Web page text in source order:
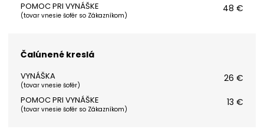
POMOC PRI VYNÁŠKE
(tovar vnesie šofér so Zákazníkom)
48 €
Čalúnené kreslá
VYNÁŠKA
(tovar vnesie šofér)
26 €
POMOC PRI VYNÁŠKE
(tovar vnesie šofér so Zákazníkom)
13 €